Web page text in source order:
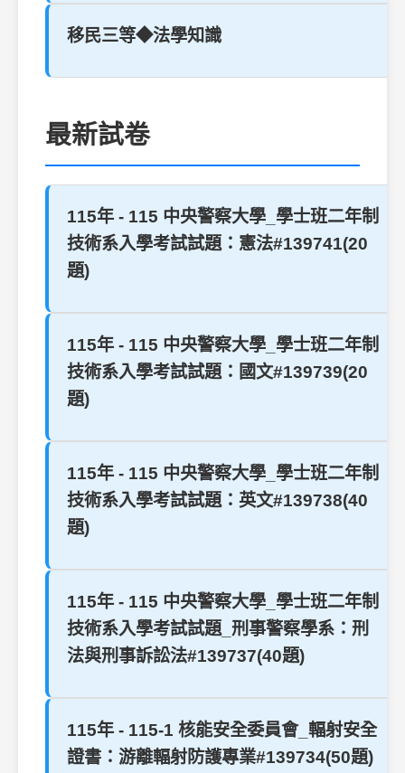
移民三等◆法學知識
最新試卷
115年 - 115 中央警察大學_學士班二年制
技術系入學考試試題：憲法#139741(20
題)
115年 - 115 中央警察大學_學士班二年制
技術系入學考試試題：國文#139739(20
題)
115年 - 115 中央警察大學_學士班二年制
技術系入學考試試題：英文#139738(40
題)
115年 - 115 中央警察大學_學士班二年制
技術系入學考試試題_刑事警察學系：刑
法與刑事訴訟法#139737(40題)
115年 - 115-1 核能安全委員會_輻射安全
證書：游離輻射防護專業#139734(50題)